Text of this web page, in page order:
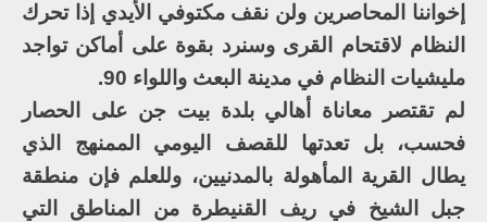
إخواننا المحاصرين ولن نقف مكتوفي الأيدي إذا تحرك
النظام لاقتحام القرى وسنرد بقوة على أماكن تواجد
مليشيات النظام في مدينة البعث واللواء 90.
لم تقتصر معاناة أهالي بلدة بيت جن على الحصار
فحسب، بل تعدتها للقصف اليومي الممنهج الذي
يطال القرية المأهولة بالمدنيين، وللعلم فإن منطقة
جبل الشيخ في ريف القنيطرة من المناطق التي